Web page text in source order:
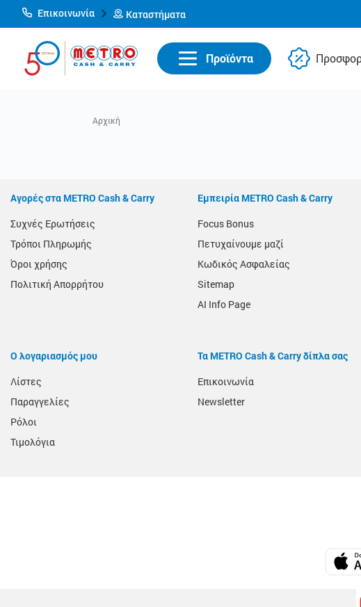
Επικοινωνία Καταστήματα
Προϊόντα
Αγορές στα METRO Cash & Carry
Συχνές Ερωτήσεις
Τρόποι Πληρωμής
Όροι χρήσης
Πολιτική Απορρήτου
Εμπειρία METRO Cash & Carry
Focus Bonus
Πετυχαίνουμε μαζί
Κωδικός Ασφαλείας
Sitemap
AI Info Page
Ο λογαριασμός μου
Λίστες
Παραγγελίες
Ρόλοι
Τιμολόγια
Τα METRO Cash & Carry δίπλα σας
Επικοινωνία
Newsletter